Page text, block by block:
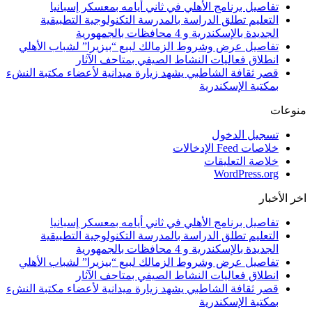
تفاصيل برنامج الأهلي في ثاني أيامه بمعسكر إسبانيا
التعليم تطلق الدراسة بالمدرسة التكنولوجية التطبيقية
الجديدة بالإسكندرية و 4 محافظات بالجمهورية
تفاصيل عرض وشروط الزمالك لبيع “بيزيرا” لشباب الأهلي
انطلاق فعاليات النشاط الصيفي بمتاحف الآثار
قصر ثقافة الشاطبي يشهد زيارة ميدانية لأعضاء مكتبة النشء
بمكتبة الإسكندرية
منوعات
تسجيل الدخول
خلاصات Feed الإدخالات
خلاصة التعليقات
WordPress.org
اخر الأخبار
تفاصيل برنامج الأهلي في ثاني أيامه بمعسكر إسبانيا
التعليم تطلق الدراسة بالمدرسة التكنولوجية التطبيقية
الجديدة بالإسكندرية و 4 محافظات بالجمهورية
تفاصيل عرض وشروط الزمالك لبيع “بيزيرا” لشباب الأهلي
انطلاق فعاليات النشاط الصيفي بمتاحف الآثار
قصر ثقافة الشاطبي يشهد زيارة ميدانية لأعضاء مكتبة النشء
بمكتبة الإسكندرية